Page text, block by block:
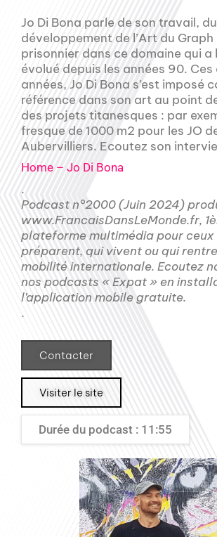
Jo Di Bona parle de son travail, du
développement de l’Art du Graph
prisonnier dans ce domaine qui a
évolué depuis les années 90. Ces
années, Jo Di Bona s’est imposé
référence dans son art au point
des projets titanesques : par
fresque de 1000 m2 pour les JO
Aubervilliers. Ecoutez son
Home – Jo Di Bona
.
Podcast n°2000 (Juin 2024)
www.FrancaisDansLeMonde.fr,
plateforme multimédia pour ceux
préparent, qui vivent ou qui
mobilité internationale. Ecoutez
nos podcasts « Expat » en
l’application mobile gratuite.
.
Contacter
Visiter le site
Durée du podcast : 11:55